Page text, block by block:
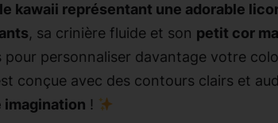
kawaii représentant une adorable
, sa crinière fluide et son petit cor
personnaliser davantage votre
conçue avec des contours clairs et
imagination !